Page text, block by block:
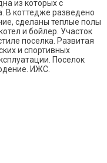
из которых с
В коттедже разведено
сделаны теплые полы
и бойлер. Участок
поселка. Развитая
и спортивных
Поселок
ИЖС.